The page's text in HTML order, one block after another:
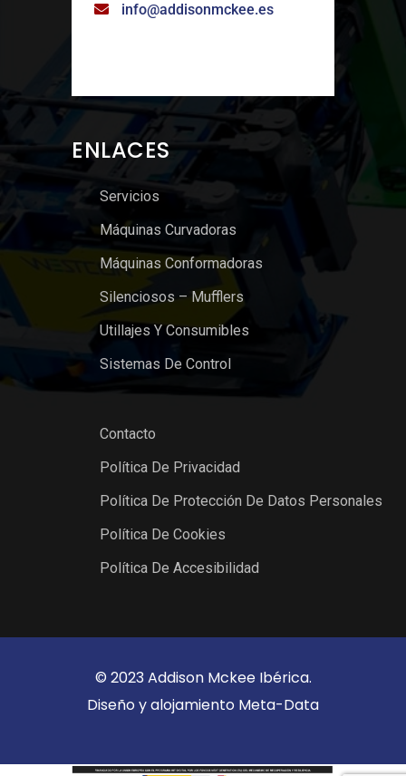
info@addisonmckee.es
ENLACES
Servicios
Máquinas Curvadoras
Máquinas Conformadoras
Silenciosos – Mufflers
Utillajes Y Consumibles
Sistemas De Control
Contacto
Política De Privacidad
Política De Protección De Datos Personales
Política De Cookies
Política De Accesibilidad
© 2023 Addison Mckee Ibérica.
Diseño y alojamiento Meta-Data